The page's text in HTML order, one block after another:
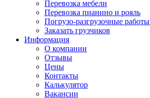
Перевозка мебели
Перевозка пианино и рояль
Погрузо-разгрузочные
Заказать грузчиков
Информация
О компании
Отзывы
Цены
Контакты
Калькулятор
Вакансии